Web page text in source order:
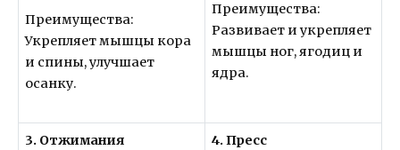
Преимущества:
Укрепляет мышцы кора
и спины, улучшает
осанку.
Преимущества:
Развивает и укрепляет
мышцы ног, ягодиц и
ядра.
3. Отжимания 4. Пресс